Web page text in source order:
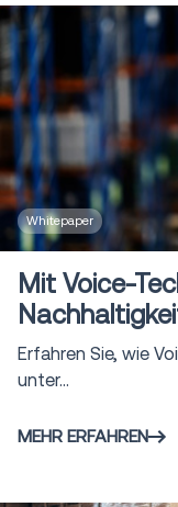
Yard
Direct
(DSD)
Whitepaper
Mit Voice-
Erfahren Sie, wie
unter...
MEHR ERFAHREN